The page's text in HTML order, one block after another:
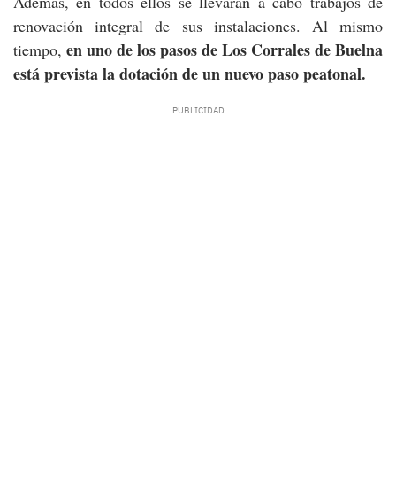
renovación integral de sus instalaciones. Al mismo
tiempo, en uno de los pasos de Los Corrales de Buelna
está prevista la dotación de un nuevo paso peatonal.